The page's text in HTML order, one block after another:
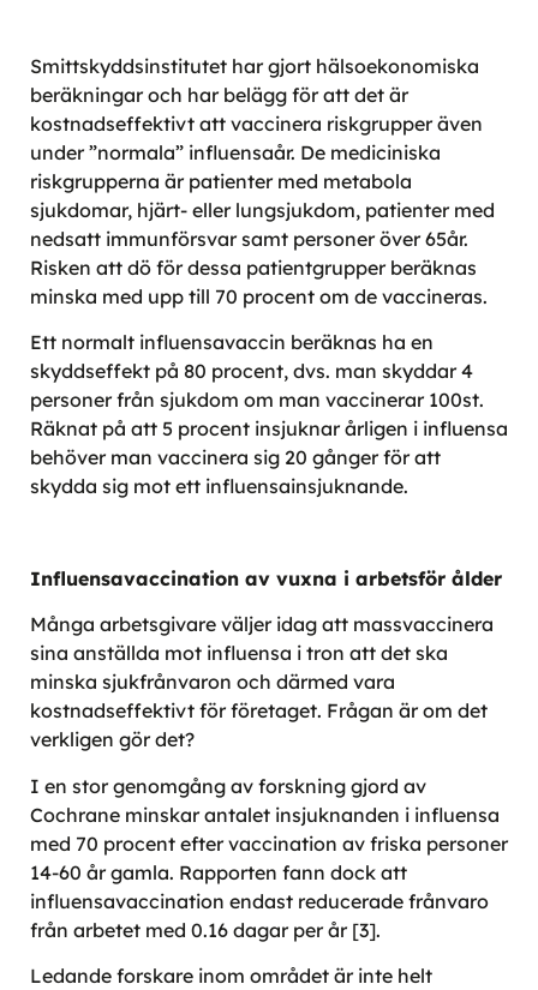
Smittskyddsinstitutet har gjort hälsoekonomiska
beräkningar och har belägg för att det är
kostnadseffektivt att vaccinera riskgrupper även
under ”normala” influensaår. De mediciniska
riskgrupperna är patienter med metabola
sjukdomar, hjärt- eller lungsjukdom, patienter med
nedsatt immunförsvar samt personer över 65år.
Risken att dö för dessa patientgrupper beräknas
minska med upp till 70 procent om de vaccineras.
Ett normalt influensavaccin beräknas ha en
skyddseffekt på 80 procent, dvs. man skyddar 4
personer från sjukdom om man vaccinerar 100st.
Räknat på att 5 procent insjuknar årligen i influensa
behöver man vaccinera sig 20 gånger för att
skydda sig mot ett influensainsjuknande.
Influensavaccination av vuxna i arbetsför ålder
Många arbetsgivare väljer idag att massvaccinera
sina anställda mot influensa i tron att det ska
minska sjukfrånvaron och därmed vara
kostnadseffektivt för företaget. Frågan är om det
verkligen gör det?
I en stor genomgång av forskning gjord av
Cochrane minskar antalet insjuknanden i influensa
med 70 procent efter vaccination av friska personer
14-60 år gamla. Rapporten fann dock att
influensavaccination endast reducerade frånvaro
från arbetet med 0.16 dagar per år [3].
Ledande forskare inom området är inte helt